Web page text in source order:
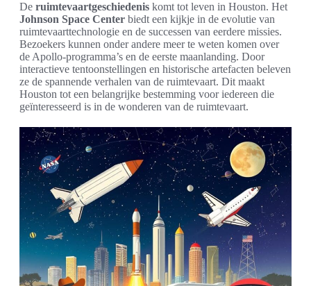
De ruimtevaartgeschiedenis komt tot leven in Houston. Het
Johnson Space Center biedt een kijkje in de evolutie van
ruimtevaarttechnologie en de successen van eerdere missies.
Bezoekers kunnen onder andere meer te weten komen over
de Apollo-programma’s en de eerste maanlanding. Door
interactieve tentoonstellingen en historische artefacten beleven
ze de spannende verhalen van de ruimtevaart. Dit maakt
Houston tot een belangrijke bestemming voor iedereen die
geïnteresseerd is in de wonderen van de ruimtevaart.